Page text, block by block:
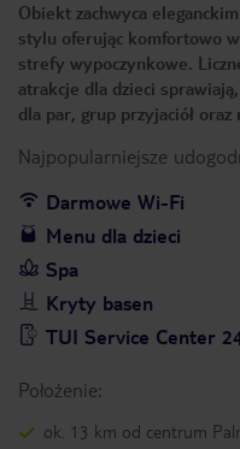
Obiekt zachwyca
stylu oferując komfortowo
strefy wypoczynkowe.
atrakcje dla dzieci
dla par, grup przyjaciół oraz
Najpopularniejsze
Darmowe Wi-Fi
Menu dla dzieci
Spa
Kryty basen
TUI Service Center
Położenie:
ok. 13 km od centrum